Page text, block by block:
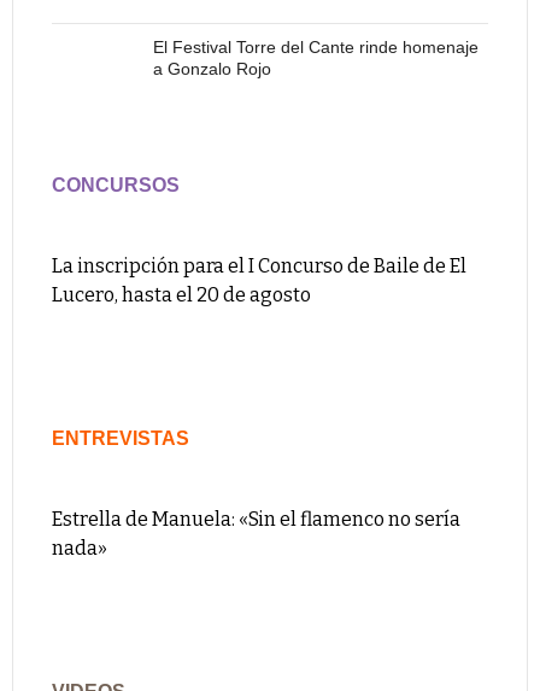
El Festival Torre del Cante rinde homenaje
a Gonzalo Rojo
CONCURSOS
La inscripción para el I Concurso de Baile de El
Lucero, hasta el 20 de agosto
ENTREVISTAS
Estrella de Manuela: «Sin el flamenco no sería
nada»